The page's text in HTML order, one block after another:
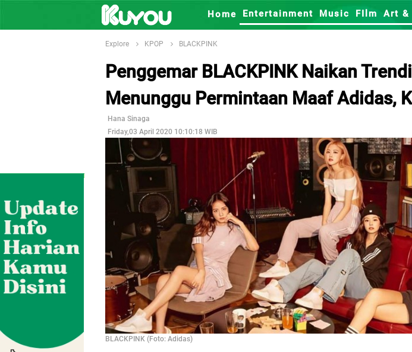
Home Entertainment Music FIlm Art &
Explore KPOP BLACKPINK
Penggemar BLACKPINK Naikan
Menunggu Permintaan Maaf Adidas,
Hana Sinaga
Friday,03 April 2020 10:10:18 WIB
BLACKPINK (Foto: Adidas)